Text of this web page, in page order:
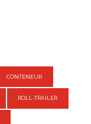
CONTENEUR
ROLL-TRAILER